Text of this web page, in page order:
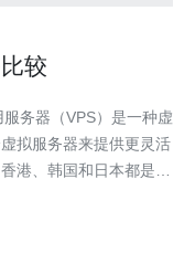
较
拟服务器来提供更灵活
港、韩国和日本都是